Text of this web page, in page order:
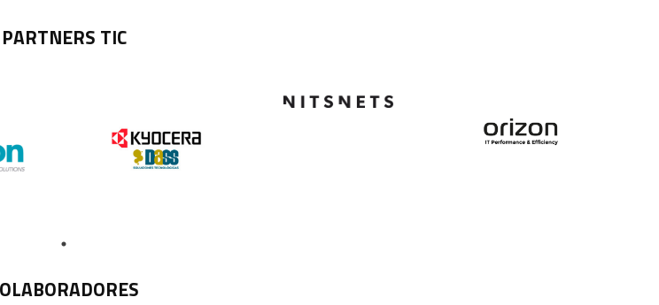
PARTNERS TIC